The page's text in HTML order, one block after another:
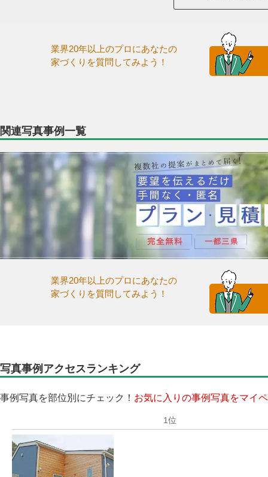
業界20年以上のプロにあなたの
家づくりを質問してみよう！
関連写真事例一覧
業界20年以上のプロにあなたの
家づくりを質問してみよう！
写真事例アクセスランキング
事例写真を部位別にチェック！ お気に入りの事例写真をマイ